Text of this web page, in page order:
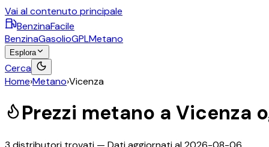
Vai al contenuto principale
BenzinaFacile
BenzinaGasolioGPLMetano
Esplora
Cerca
Home›Metano›Vicenza
Prezzi metano a Vicenza